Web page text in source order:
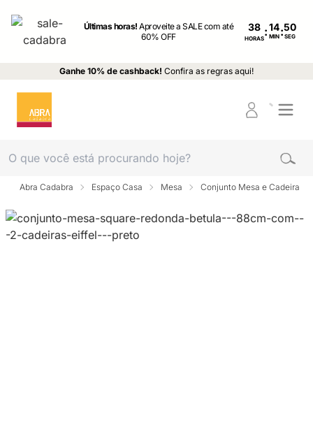
Últimas horas!Aproveite a SALE com até
60% OFF
38
HORAS: MIN : SEG
Ganhe 10% de cashback! Confira as regras aqui!
Abra Cadabra Espaço Casa Mesa Conjunto Mesa e Cadeira